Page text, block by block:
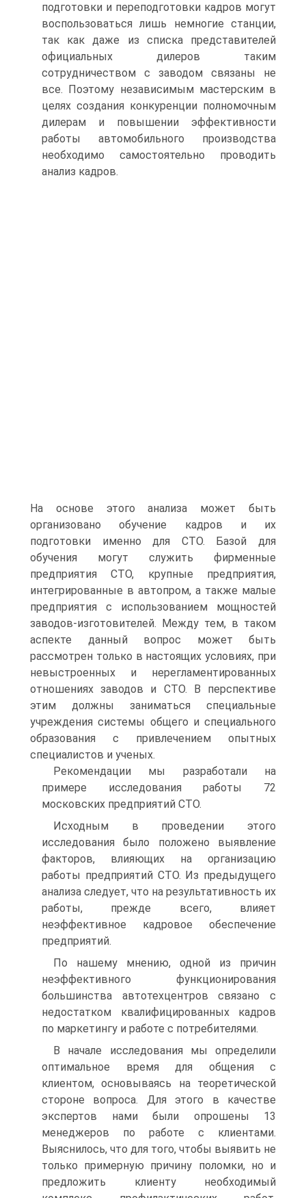
подготовки и переподготовки кадров могут
воспользоваться лишь немногие станции,
так как даже из списка представителей
официальных дилеров таким
сотрудничеством с заводом связаны не
все. Поэтому независимым мастерским в
целях создания конкуренции полномочным
дилерам и повышении эффективности
работы автомобильного производства
необходимо самостоятельно проводить
анализ кадров.
На основе этого анализа может быть
организовано обучение кадров и их
подготовки именно для СТО. Базой для
обучения могут служить фирменные
предприятия СТО, крупные предприятия,
интегрированные в автопром, а также малые
предприятия с использованием мощностей
заводов-изготовителей. Между тем, в таком
аспекте данный вопрос может быть
рассмотрен только в настоящих условиях, при
невыстроенных и нерегламентированных
отношениях заводов и СТО. В перспективе
этим должны заниматься специальные
учреждения системы общего и специального
образования с привлечением опытных
специалистов и ученых.
Рекомендации мы разработали на
примере исследования работы 72
московских предприятий СТО.
Исходным в проведении этого
исследования было положено выявление
факторов, влияющих на организацию
работы предприятий СТО. Из предыдущего
анализа следует, что на результативность их
работы, прежде всего, влияет
неэффективное кадровое обеспечение
предприятий.
По нашему мнению, одной из причин
неэффективного функционирования
большинства автотехцентров связано с
недостатком квалифицированных кадров
по маркетингу и работе с потребителями.
В начале исследования мы определили
оптимальное время для общения с
клиентом, основываясь на теоретической
стороне вопроса. Для этого в качестве
экспертов нами были опрошены 13
менеджеров по работе с клиентами.
Выяснилось, что для того, чтобы выявить не
только примерную причину поломки, но и
предложить клиенту необходимый